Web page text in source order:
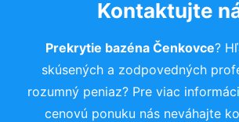
Kontaktujte
Prekrytie bazéna Čenkovce?
skúsených a zodpovedných
rozumný peniaz? Pre viac
cenovú ponuku nás neváhajte